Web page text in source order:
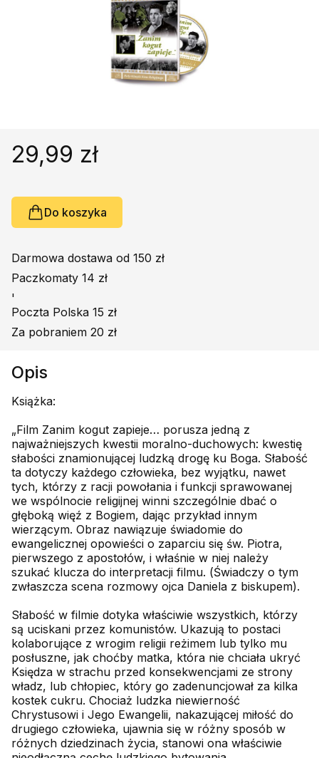
Książki obcojęzyczne
Poradniki, leksykony...
Podręczniki szkolne
29,99 zł
Do koszyka
Darmowa dostawa od 150 zł
Paczkomaty 14 zł
'
Poczta Polska 15 zł
Za pobraniem 20 zł
Opis
Książka:
„Film Zanim kogut zapieje… porusza jedną z
najważniejszych kwestii moralno-duchowych: kwestię
słabości znamionującej ludzką drogę ku Boga. Słabość
ta dotyczy każdego człowieka, bez wyjątku, nawet
tych, którzy z racji powołania i funkcji sprawowanej
we wspólnocie religijnej winni szczególnie dbać o
głęboką więź z Bogiem, dając przykład innym
wierzącym. Obraz nawiązuje świadomie do
ewangelicznej opowieści o zaparciu się św. Piotra,
pierwszego z apostołów, i właśnie w niej należy
szukać klucza do interpretacji filmu. (Świadczy o tym
zwłaszcza scena rozmowy ojca Daniela z biskupem).
Słabość w filmie dotyka właściwie wszystkich, którzy
są uciskani przez komunistów. Ukazują to postaci
kolaborujące z wrogim religii reżimem lub tylko mu
posłuszne, jak choćby matka, która nie chciała ukryć
Księdza w strachu przed konsekwencjami ze strony
władz, lub chłopiec, który go zadenuncjował za kilka
kostek cukru. Chociaż ludzka niewierność
Chrystusowi i Jego Ewangelii, nakazującej miłość do
drugiego człowieka, ujawnia się w różny sposób w
różnych dziedzinach życia, stanowi ona właściwie